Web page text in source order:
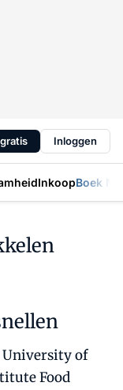
Inloggen
InkoopBoek
University of
Food